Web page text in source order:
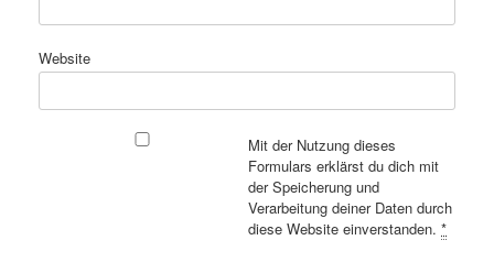
Website
Mit der Nutzung dieses
Formulars erklärst du dich mit
der Speicherung und
Verarbeitung deiner Daten durch
diese Website einverstanden. *